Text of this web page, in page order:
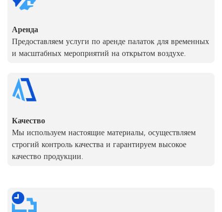
Аренда
Предоставляем услуги по аренде палаток для временных
и масштабных мероприятий на открытом воздухе.
Качество
Мы используем настоящие материалы, осуществляем
строгий контроль качества и гарантируем высокое
качество продукции.